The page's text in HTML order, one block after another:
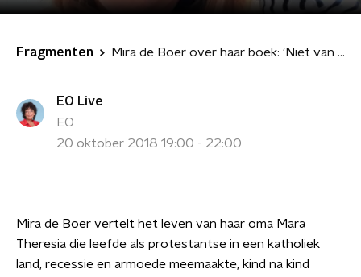
Fragmenten Mira de Boer over haar boek: 'Niet van hier'
EO Live
EO
20 oktober 2018 19:00 - 22:00
Mira de Boer vertelt het leven van haar oma Mara
Theresia die leefde als protestantse in een katholiek
land, recessie en armoede meemaakte, kind na kind